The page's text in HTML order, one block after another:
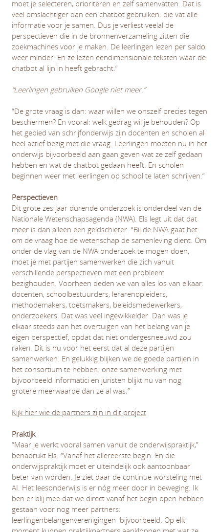
moet je selecteren, prioriteren en zelf samenvatten. Dat is
veel omslachtiger dan een chatbot gebruiken: die vat alle
informatie voor je samen. Dus je verliest veelal de
perspectieven die in de bronnenverzameling zitten die
zoekmachines voor je maken. De leerlingen lezen per saldo
weer minder. En ze lezen eendimensionale teksten waar de
chatbot al lijn in heeft gebracht.”
“Leerlingen gebruiken Google niet meer.”
“De grote vraag is dan: waar willen we onszelf precies tegen
beschermen? En vooral: welk gedrag wil je behouden? Op
het gebied van schrijfonderwijs zijn docenten en scholen al
heel actief bezig met die vraag. Leerlingen moeten nu in het
onderwijs bijvoorbeeld aan gaan geven wat ze zelf gedaan
hebben en wat de chatbot gedaan heeft. En scholen
beginnen weer met leerlingen op school te laten schrijven.”
Perspectieven
Dit grote zes jaar durende onderzoek is onderdeel van de
Nationale Wetenschapsagenda (NWA). Els legt uit dat dat
meer is dan alleen een geldschieter. “Bij de NWA gaat het
om de vraag hoe de wetenschap de samenleving dient. Om
onder de vlag van de NWA onderzoek te mogen doen,
moet je met partijen samenwerken die zich vanuit
verschillende perspectieven met een probleem
bezighouden. Voorheen deden we van alles los van elkaar:
docenten, schoolbestuurders, lerarenopleiders,
methodemakers, toetsmakers, beleidsmedewerkers,
onderzoekers. Dat was veel ingewikkelder. Dan was je
elkaar steeds aan het overtuigen van het belang van je
eigen perspectief, opdat dat niet ondergesneeuwd zou
raken. Dit is nu voor het eerst dat al deze partijen
samenwerken. En gelukkig blijken we de goede partijen in
het consortium te hebben: onze samenwerking met
bijvoorbeeld informatici en juristen blijkt nu van nog
grotere meerwaarde dan ze al was.”
Kijk hier wie de partners zijn in dit project
Praktijk
“Maar je werkt vooral samen vanuit de onderwijspraktijk,”
benadrukt Els. “Vanaf het allereerste begin. En die
onderwijspraktijk moet er uiteindelijk ook aantoonbaar
beter van worden. Je ziet daar de continue worsteling met
AI. Het leesonderwijs is er nóg meer door in beweging. Ik
ben er blij mee dat we direct vanaf het begin open hebben
gestaan voor nog meer partners:
leerlingenbelangenverenigingen bijvoorbeeld. Op elk